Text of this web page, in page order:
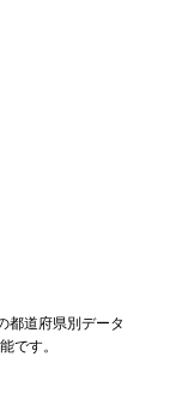
都道府県別データ
です。